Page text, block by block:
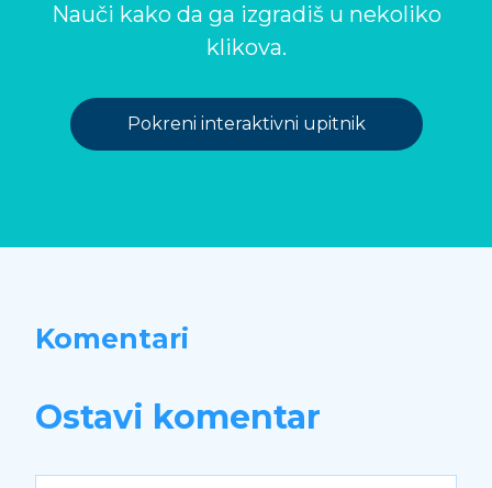
Nauči kako da ga izgradiš u nekoliko
klikova.
Pokreni interaktivni upitnik
Komentari
Ostavi komentar